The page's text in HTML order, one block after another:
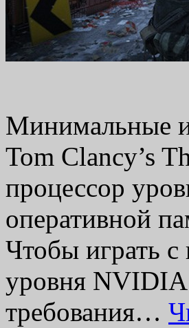
Минимальные и
Tom Clancy’s
процессор
оперативной
Чтобы играть с
уровня
требования…